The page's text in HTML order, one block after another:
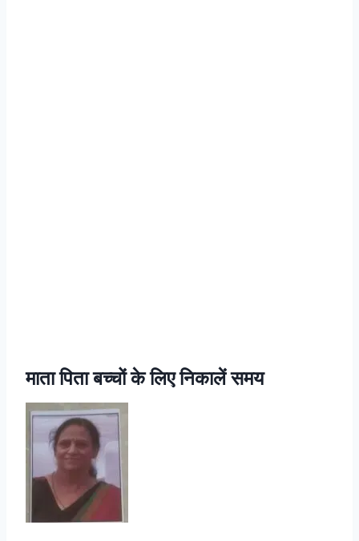
माता पिता बच्चों के लिए निकालें समय